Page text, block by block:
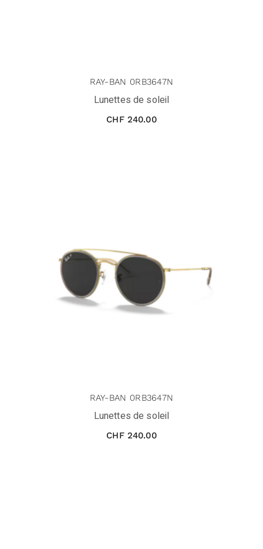
RAY-BAN 0RB3647N
Lunettes de soleil
CHF240.00
RAY-BAN 0RB3647N
Lunettes de soleil
CHF240.00